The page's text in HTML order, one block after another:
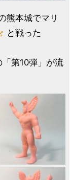
熊本城でマリ
と戦った
第10弾」が流